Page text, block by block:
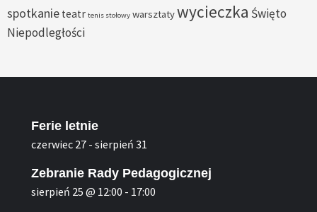
spotkanie teatr tenis stołowy warsztatywycieczka Święto
Niepodległości
Ferie letnie
czerwiec 27 - sierpień 31
Zebranie Rady Pedagogicznej
sierpień 25 @ 12:00 - 17:00